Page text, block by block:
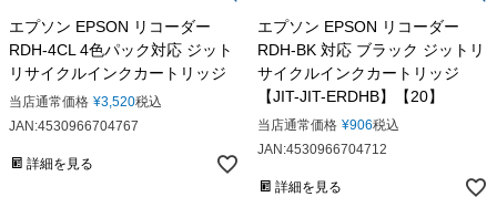
エプソン EPSON リコーダー
RDH-4CL 4色パック対応 ジット
リサイクルインクカートリッジ
当店通常価格 ¥3,520税込
JAN:4530966704767
詳細を見る
エプソン EPSON リコーダー
RDH-BK 対応 ブラック ジットリ
サイクルインクカートリッジ
【JIT-JIT-ERDHB】【20】
当店通常価格 ¥906税込
JAN:4530966704712
詳細を見る